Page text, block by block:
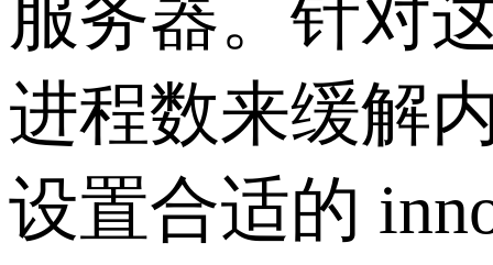
服务器。针对
进程数来缓解
设置合适的